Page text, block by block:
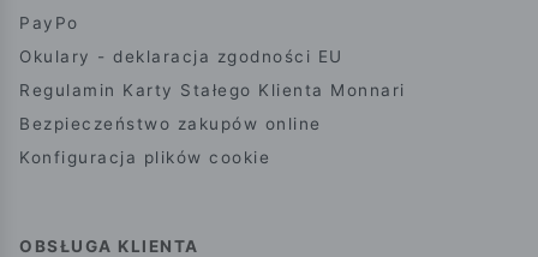
PayPo
Okulary - deklaracja zgodności EU
Regulamin Karty Stałego Klienta Monnari
Bezpieczeństwo zakupów online
Konfiguracja plików cookie
OBSŁUGA KLIENTA